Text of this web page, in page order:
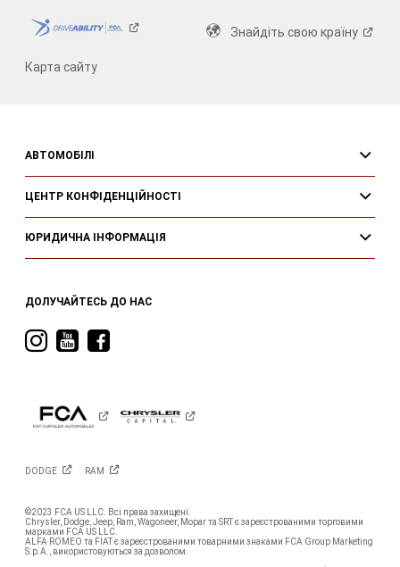
Знайдіть своюкраїну
Карта сайту
АВТОМОБІЛІ
ЦЕНТР КОНФІДЕНЦІЙНОСТІ
ЮРИДИЧНА ІНФОРМАЦІЯ
ДОЛУЧАЙТЕСЬ ДО НАС
Visit
Instagram
Visit
YouTube
Visit
Facebook
DODGE RAM
©2023 FCA US LLC. Всі права захищені.
Chrysler, Dodge, Jeep, Ram, Wagoneer, Mopar та SRT є зареєстрованими торговими
марками FCA US LLC.
ALFA ROMEO та FIAT є зареєстрованими товарними знаками FCA Group Marketing
S.p.A., використовуються за дозволом.